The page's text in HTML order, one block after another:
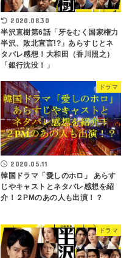
2020.08.30
半沢直樹第6話「牙をむく国家権力
半沢、敗北宣言!?」あらすじとネ
タバレ感想！大和田（香川照之）
「銀行沈没！」
ドラマ
2020.05.11
韓国ドラマ「愛しのホロ」 あらす
じやキャストとネタバレ感想を紹
介！２PMのあの人も出演！？
ドラマ